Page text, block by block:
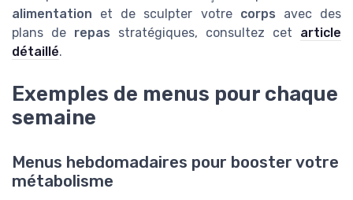
alimentation et de sculpter votre corps avec des
plans de repas stratégiques, consultez cet article
détaillé.
Exemples de menus pour chaque
semaine
Menus hebdomadaires pour booster votre
métabolisme